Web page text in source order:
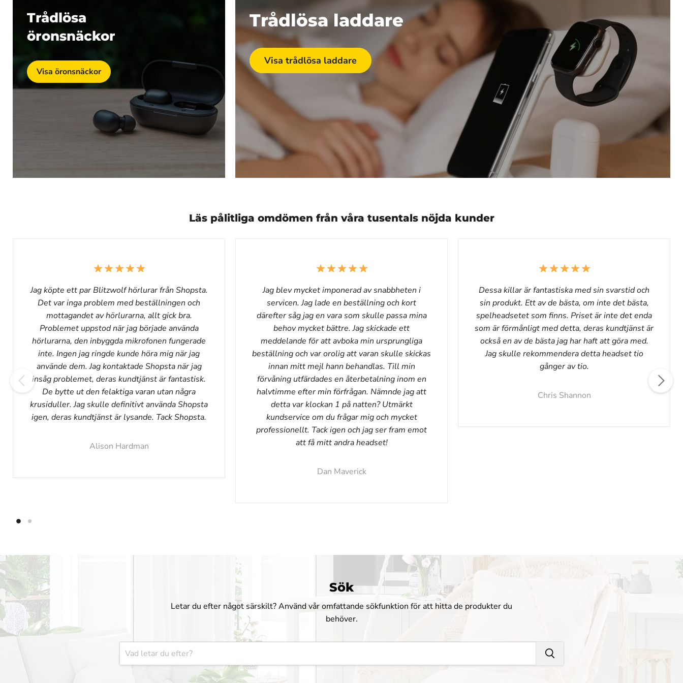
Trådlösa
öronsnäckor
Visa öronsnäckor
Trådlösa laddare
Visa trådlösa laddare
Läs pålitliga omdömen från våra tusentals nöjda kunder
Jag köpte ett par Blitzwolf hörlurar från Shopsta.
Det var inga problem med beställningen och
mottagandet av hörlurarna, allt gick bra.
Problemet uppstod när jag började använda
hörlurarna, den inbyggda mikrofonen fungerade
inte. Ingen jag ringde kunde höra mig när jag
använde dem. Jag kontaktade Shopsta när jag
insåg problemet, deras kundtjänst är fantastisk.
De bytte ut den felaktiga varan utan några
krusiduller. Jag skulle definitivt använda Shopsta
igen, deras kundtjänst är lysande. Tack Shopsta.
Alison Hardman
Jag blev mycket imponerad av snabbheten i
servicen. Jag lade en beställning och kort
därefter såg jag en vara som skulle passa mina
behov mycket bättre. Jag skickade ett
meddelande för att avboka min ursprungliga
beställning och var orolig att varan skulle skickas
innan mitt mejl hann behandlas. Till min
förvåning utfärdades en återbetalning inom en
halvtimme efter min förfrågan. Nämnde jag att
detta var klockan 1 på natten? Utmärkt
kundservice om du frågar mig och mycket
professionellt. Tack igen och jag ser fram emot
att få mitt andra headset!
Dan Maverick
Dessa killar är fantastiska med sin svarstid och
sin produkt. Ett av de bästa, om inte det bästa,
spelheadsetet som finns. Priset är inte det enda
som är förmånligt med detta, deras kundtjänst är
också en av de bästa jag har haft att göra med.
Jag skulle rekommendera detta headset tio
gånger av tio.
Chris Shannon
Sök
Letar du efter något särskilt? Använd vår omfattande sökfunktion för att hitta de produkter du
behöver.